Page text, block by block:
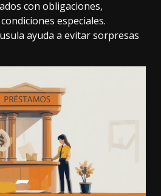
con obligaciones,
especiales.
ayuda a evitar sorpresas